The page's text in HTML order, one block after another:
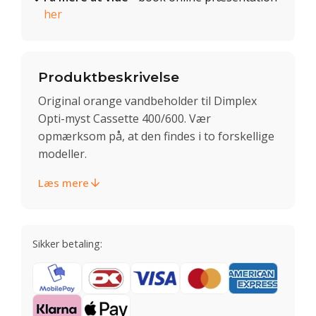
her
Produktbeskrivelse
Original orange vandbeholder til Dimplex
Opti-myst Cassette 400/600. Vær
opmærksom på, at den findes i to forskellige
modeller.
Læs mere
Sikker betaling: